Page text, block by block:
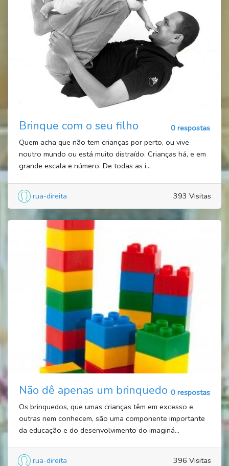
Brinque com o seu filho
0 respostas
Quem acha que não tem crianças por perto, ou vive
noutro mundo ou está muito distraído. Crianças há, e em
grande escala e número. De todas as i...
rua-direita 393 Visitas
Não dê apenas um brinquedo 0 respostas
Os brinquedos, que umas crianças têm em excesso e
outras nem conhecem, são uma componente importante
da educação e do desenvolvimento do imaginá...
rua-direita 396 Visitas